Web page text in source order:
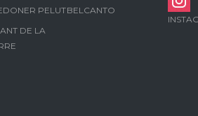
PELUTBELCANTO
DE LA